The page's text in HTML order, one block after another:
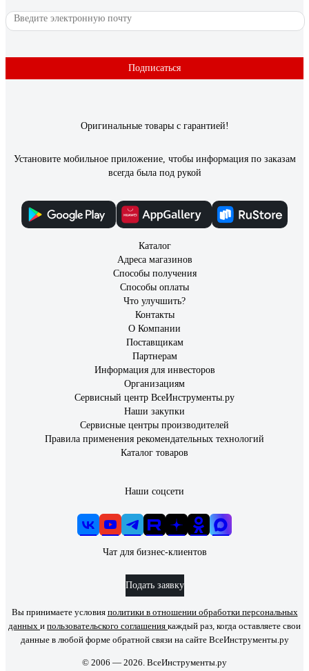
Подписаться
Оригинальные товары с гарантией!
Установите мобильное приложение, чтобы информация по заказам
всегда была под рукой
Каталог
Адреса магазинов
Способы получения
Способы оплаты
Что улучшить?
Контакты
О Компании
Поставщикам
Партнерам
Информация для инвесторов
Организациям
Сервисный центр ВсеИнструменты.ру
Наши закупки
Сервисные центры производителей
Правила применения рекомендательных технологий
Каталог товаров
Наши соцсети
Чат для бизнес-клиентов
Подать заявку
Вы принимаете условия политики в отношении обработки персональных
данных и пользовательского соглашения каждый раз, когда оставляете свои
данные в любой форме обратной связи на сайте ВсеИнструменты.ру
© 2006 — 2026. ВсеИнструменты.ру